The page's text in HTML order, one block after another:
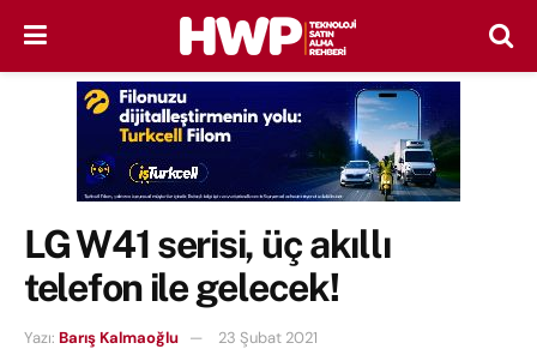
LG W41 serisi, üç akıllı
telefon ile gelecek!
Yazı: Barış Kalmaoğlu
23 Şubat 2021